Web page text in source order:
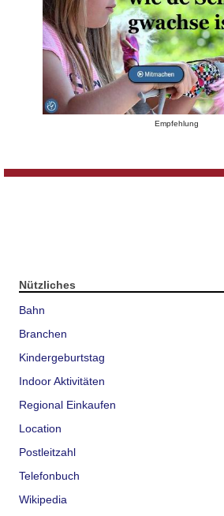
Empfehlung
Nützliches
Bahn
Branchen
Kindergeburtstag
Indoor Aktivitäten
Regional Einkaufen
Location
Postleitzahl
Telefonbuch
Wikipedia